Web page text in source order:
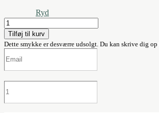
Ryd
Babur
armbånd
-
guldbelagt
sølv
antal
Tilføj til kurv
Dette smykke er desværre udsolgt. Du kan skrive dig